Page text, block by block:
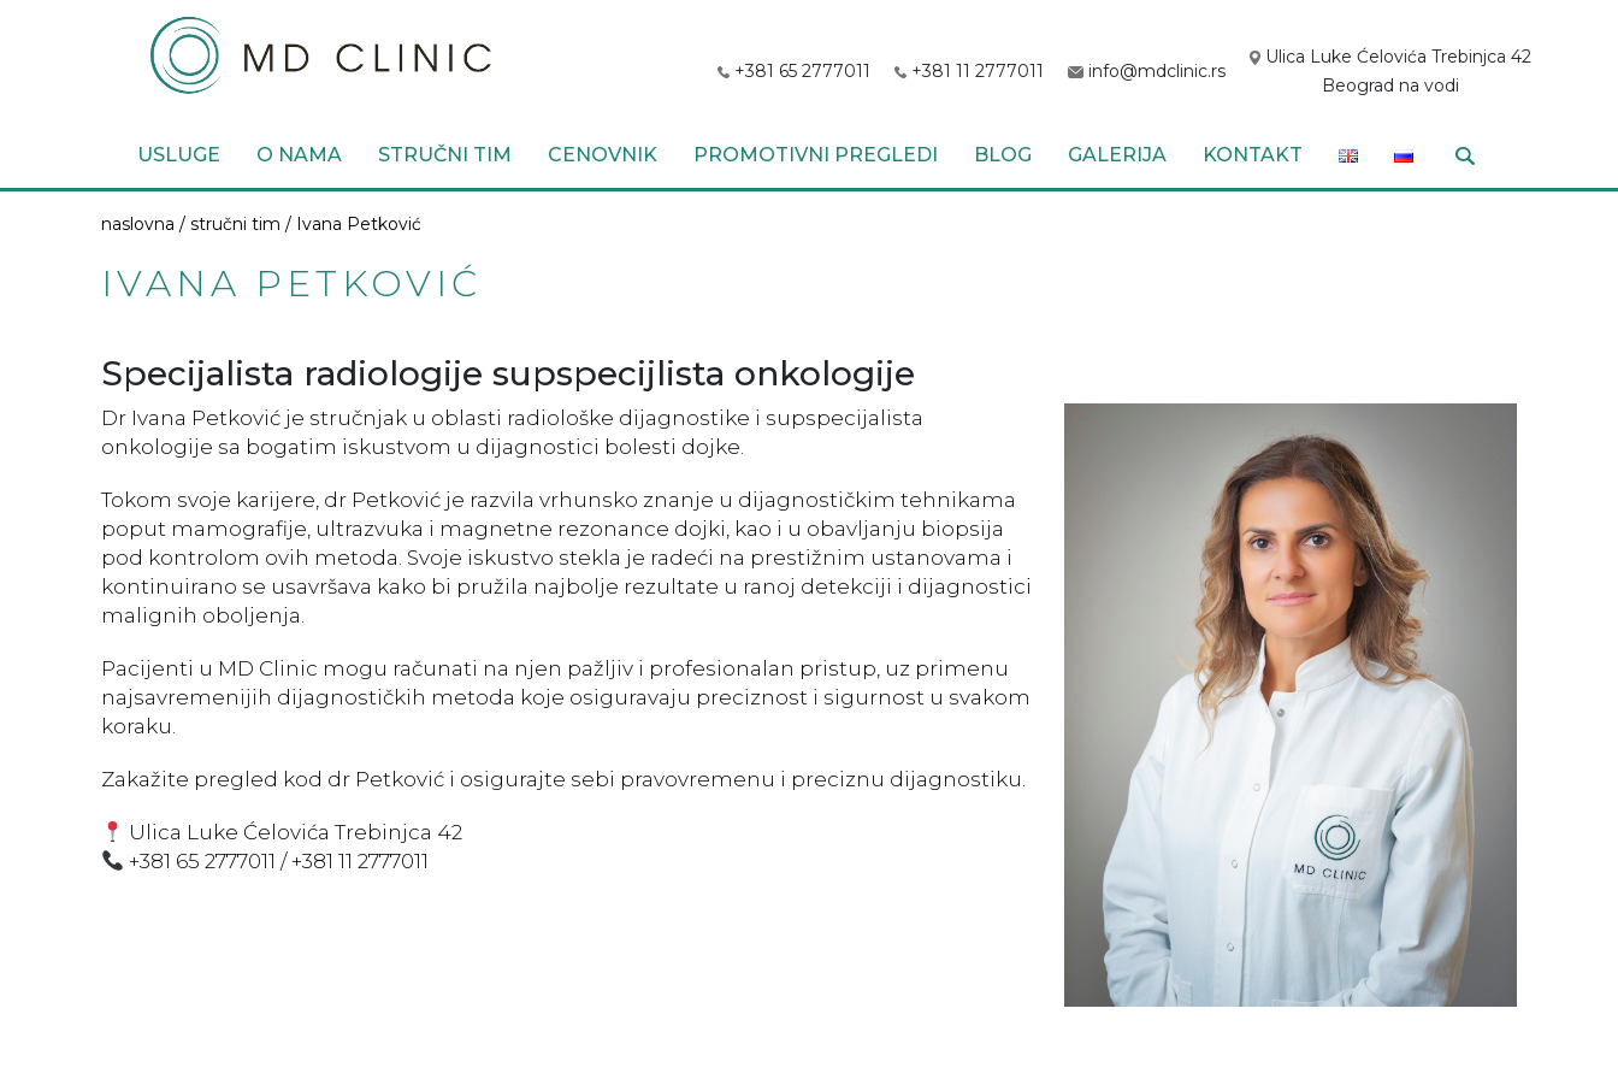
+381 65 2777011 +381 11 2777011 info@mdclinic.rs
Ulica Luke Ćelovića Trebinjca 42
Beograd na vodi
USLUGE O NAMA STRUČNI TIM CENOVNIK PROMOTIVNI PREGLEDI BLOG GALERIJA KONTAKT
naslovna / stručni tim / Ivana Petković
IVANA PETKOVIĆ
Specijalista radiologije supspecijlista onkologije
Dr Ivana Petković je stručnjak u oblasti radiološke dijagnostike i supspecijalista
onkologije sa bogatim iskustvom u dijagnostici bolesti dojke.
Tokom svoje karijere, dr Petković je razvila vrhunsko znanje u dijagnostičkim tehnikama
poput mamografije, ultrazvuka i magnetne rezonance dojki, kao i u obavljanju biopsija
pod kontrolom ovih metoda. Svoje iskustvo stekla je radeći na prestižnim ustanovama i
kontinuirano se usavršava kako bi pružila najbolje rezultate u ranoj detekciji i dijagnostici
malignih oboljenja.
Pacijenti u MD Clinic mogu računati na njen pažljiv i profesionalan pristup, uz primenu
najsavremenijih dijagnostičkih metoda koje osiguravaju preciznost i sigurnost u svakom
koraku.
Zakažite pregled kod dr Petković i osigurajte sebi pravovremenu i preciznu dijagnostiku.
Ulica Luke Ćelovića Trebinjca 42
+381 65 2777011 / +381 11 2777011